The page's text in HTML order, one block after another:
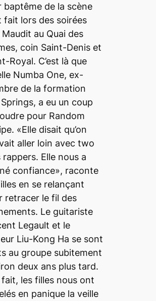
baptême de la scène
fait lors des soirées
Maudit au Quai des
coin Saint-Denis et
Royal. C’est là que
Numba One, ex-
de la formation
a eu un coup
pour Random
«Elle disait qu’on
aller loin avec two
rappers. Elle nous a
confiance», raconte
en se relançant
retracer le fil des
Le guitariste
Legault et le
Liu-Kong Ha se sont
au groupe subitement
deux ans plus tard.
fait, les filles nous ont
en panique la veille